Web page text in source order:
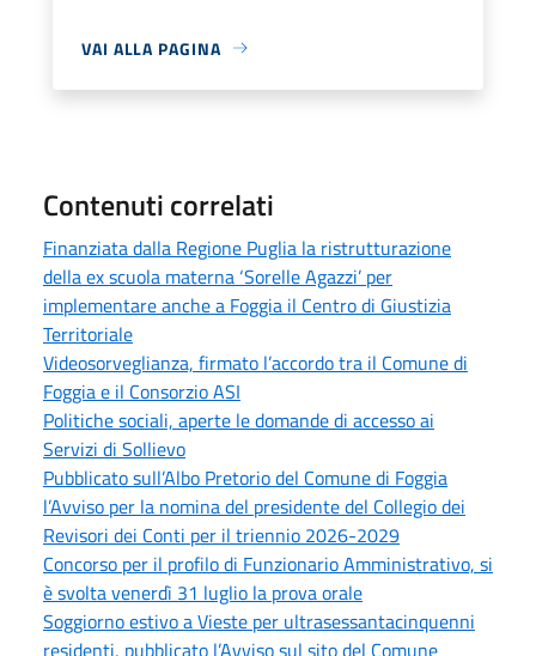
VAI ALLA PAGINA
Contenuti correlati
Finanziata dalla Regione Puglia la ristrutturazione
della ex scuola materna ‘Sorelle Agazzi’ per
implementare anche a Foggia il Centro di Giustizia
Territoriale
Videosorveglianza, firmato l’accordo tra il Comune di
Foggia e il Consorzio ASI
Politiche sociali, aperte le domande di accesso ai
Servizi di Sollievo
Pubblicato sull’Albo Pretorio del Comune di Foggia
l’Avviso per la nomina del presidente del Collegio dei
Revisori dei Conti per il triennio 2026-2029
Concorso per il profilo di Funzionario Amministrativo, si
è svolta venerdì 31 luglio la prova orale
Soggiorno estivo a Vieste per ultrasessantacinquenni
residenti, pubblicato l’Avviso sul sito del Comune